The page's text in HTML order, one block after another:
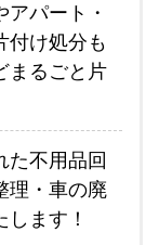
パート・
付け処分も
まるごと片
た不用品回
理・車の廃
ます！